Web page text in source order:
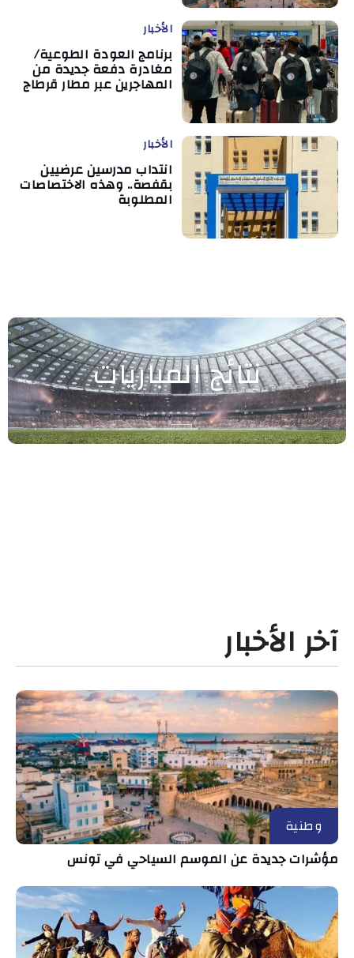
الأخبار
برنامج العودة الطوعية/
مغادرة دفعة جديدة من
المهاجرين عبر مطار قرطاج
الأخبار
انتداب مدرسين عرضيين
بقفصة.. وهذه الاختصاصات
المطلوبة
نتائج المباريات
آخر الأخبار
وطنية
مؤشرات جديدة عن الموسم السياحي في تونس